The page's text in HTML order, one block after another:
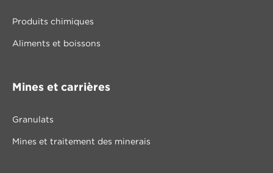
Produits chimiques
Aliments et boissons
Mines et carrières
Granulats
Mines et traitement des minerais